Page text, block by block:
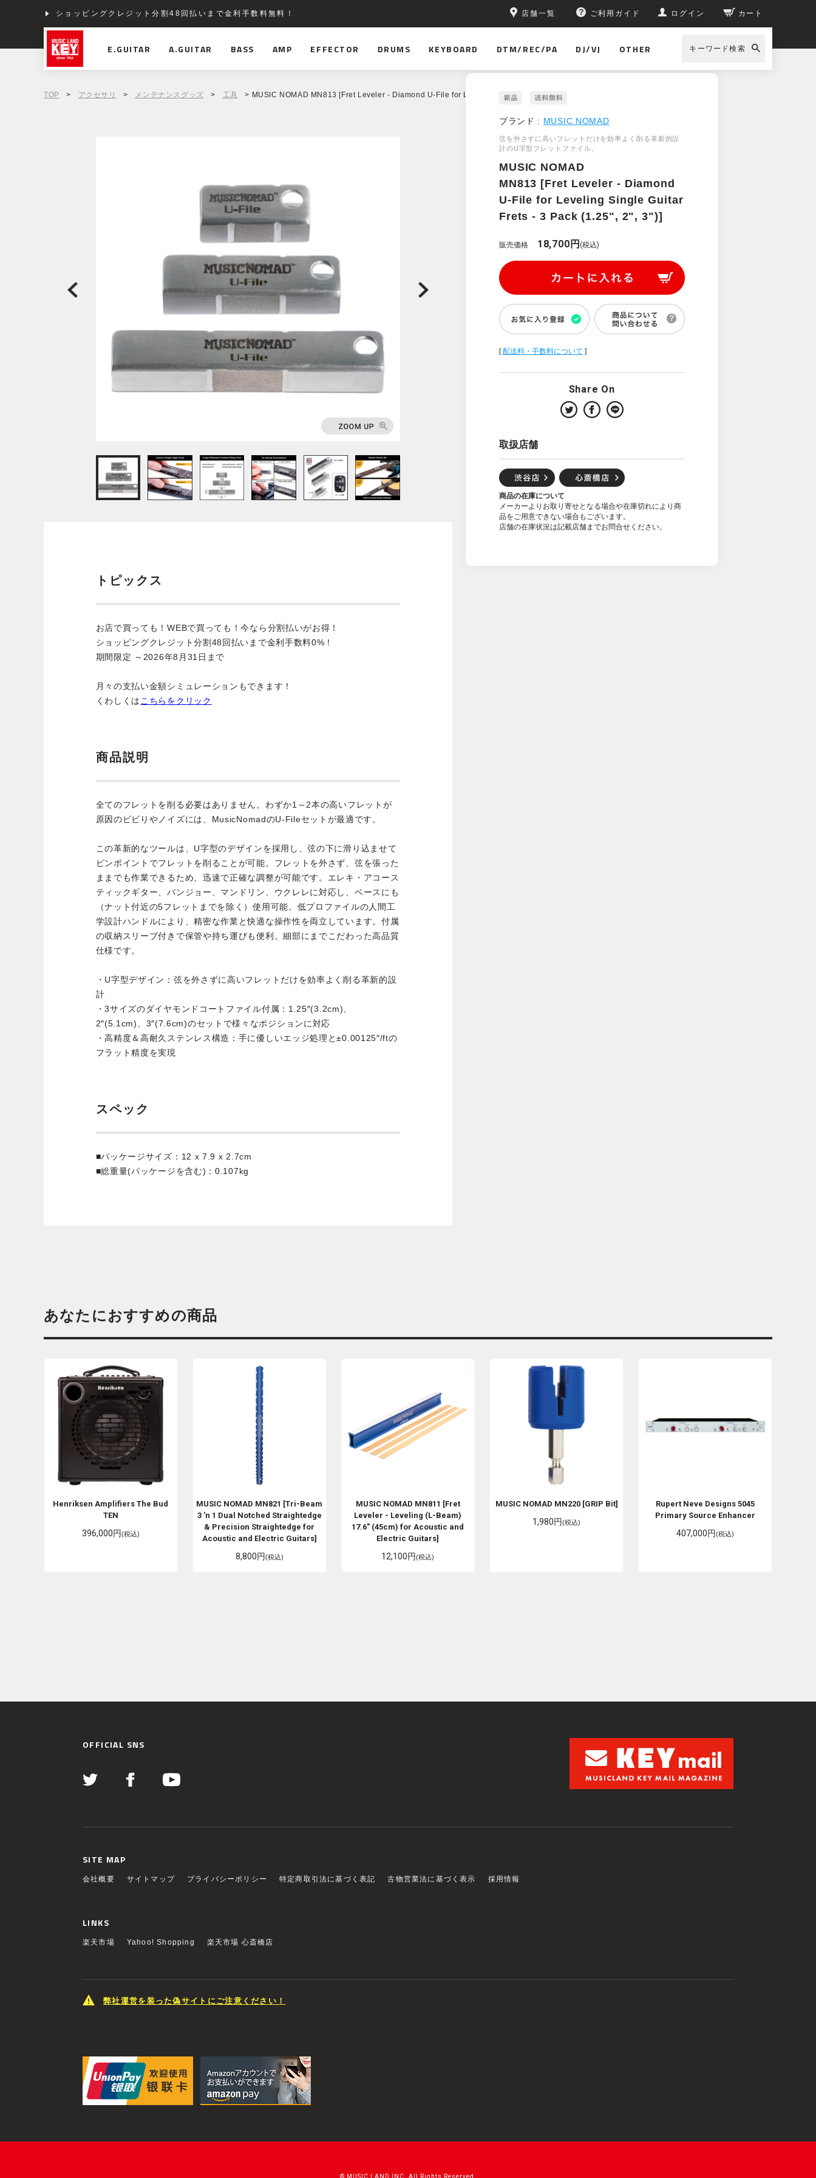
ショッピングクレジット分割48回払いまで金利手数料無料！ 店舗一覧 ご利用ガイド ログイン カート
E.GUITAR A.GUITAR BASS AMP EFFECTOR DRUMS KEYBOARD DTM/REC/PA DJ/VJ OTHER キーワード検索
TOP > アクセサリ > メンテナンスグッズ > 工具 > MUSIC NOMAD MN813 [Fret Leveler - Diamond U-File for Leveling Single Guitar Frets - 3 Pack (1.25", 2", 3")]
ブランド : MUSIC NOMAD
弦を外さずに高いフレットだけを効率よく削る革新的設
計のU字型フレットファイル。
MUSIC NOMAD
MN813 [Fret Leveler - Diamond
U-File for Leveling Single Guitar
Frets - 3 Pack (1.25", 2", 3")]
販売価格 18,700円(税込)
[配送料・手数料について ]
Share On
取扱店舗
商品の在庫について
メーカーよりお取り寄せとなる場合や在庫切れにより商
品をご用意できない場合もございます。
店舗の在庫状況は記載店舗までお問合せください。
トピックス
お店で買っても！WEBで買っても！今なら分割払いがお得！
ショッピングクレジット分割48回払いまで金利手数料0%！
期間限定 ～2026年8月31日まで
月々の支払い金額シミュレーションもできます！
くわしくは こちらをクリック
商品説明
全てのフレットを削る必要はありません。わずか1～2本の高いフレットが
原因のビビりやノイズには、MusicNomadのU-Fileセットが最適です。
この革新的なツールは、U字型のデザインを採用し、弦の下に滑り込ませて
ピンポイントでフレットを削ることが可能。フレットを外さず、弦を張った
ままでも作業できるため、迅速で正確な調整が可能です。エレキ・アコース
ティックギター、バンジョー、マンドリン、ウクレレに対応し、ベースにも
（ナット付近の5フレットまでを除く）使用可能。低プロファイルの人間工
学設計ハンドルにより、精密な作業と快適な操作性を両立しています。付属
の収納スリーブ付きで保管や持ち運びも便利。細部にまでこだわった高品質
仕様です。
・U字型デザイン：弦を外さずに高いフレットだけを効率よく削る革新的設
計
・3サイズのダイヤモンドコートファイル付属：1.25″(3.2cm)、
2″(5.1cm)、3″(7.6cm)のセットで様々なポジションに対応
・高精度＆高耐久ステンレス構造：手に優しいエッジ処理と±0.00125″/ftの
フラット精度を実現
スペック
■パッケージサイズ：12 x 7.9 x 2.7cm
■総重量(パッケージを含む)：0.107kg
あなたにおすすめの商品
Henriksen AmplifiersThe Bud
TEN
396,000円(税込)
MUSIC NOMAD MN821 [Tri-Beam
3 'n 1 Dual Notched Straightedge
& Precision Straightedge for
Acoustic and Electric Guitars]
8,800円(税込)
MUSIC NOMAD MN811 [Fret
Leveler - Leveling (L-Beam)
17.6" (45cm) for Acoustic and
Electric Guitars]
12,100円(税込)
MUSIC NOMAD MN220 [GRIP Bit]
1,980円(税込)
Rupert Neve Designs5045
Primary Source Enhancer
407,000円(税込)
OFFICIAL SNS
SITE MAP
会社概要 サイトマップ プライバシーポリシー 特定商取引法に基づく表記 古物営業法に基づく表示 採用情報
LINKS
楽天市場 Yahoo! Shopping 楽天市場 心斎橋店
弊社運営を装った偽サイトにご注意ください！
© MUSIC LAND INC. All Rights Reserved.